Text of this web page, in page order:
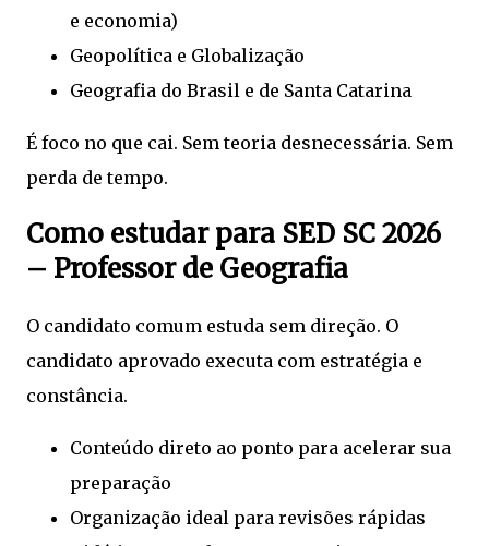
e economia)
Geopolítica e Globalização
Geografia do Brasil e de Santa Catarina
É foco no que cai. Sem teoria desnecessária. Sem
perda de tempo.
Como estudar para SED SC 2026
– Professor de Geografia
O candidato comum estuda sem direção. O
candidato aprovado executa com estratégia e
constância.
Conteúdo direto ao ponto para acelerar sua
preparação
Organização ideal para revisões rápidas